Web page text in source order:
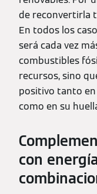
de reconvertirla
En todos los
será cada vez
combustibles
recursos, sino
positivo tanto
como en su
con